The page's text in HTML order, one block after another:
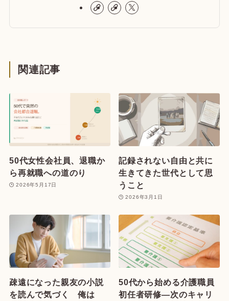
関連記事
50代女性会社員、退職か
ら再就職への道のり
2026年5月17日
記録されない自由と共に
生きてきた世代として思
うこと
2026年3月1日
疎遠になった親友の小説
を読んで気づく 俺は
50代から始める介護職員
初任者研修—次のキャリ